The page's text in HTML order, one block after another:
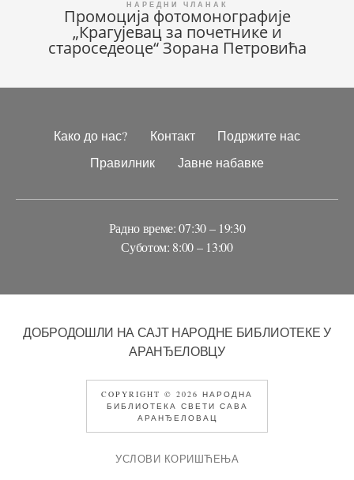
Промоција фотомонографије
„Крагујевац за почетнике и
староседеоце“ Зорана Петровића
Како до нас? Контакт
Подржите нас
Правилник
Јавне набавке
Радно време: 07:30 – 19:30
Суботом: 8:00 – 13:00
ДОБРОДОШЛИ НА САЈТ НАРОДНЕ БИБЛИОТЕКЕ У
АРАНЂЕЛОВЦУ
COPYRIGHT © 2026 НАРОДНА
БИБЛИОТЕКА СВЕТИ САВА
АРАНЂЕЛОВАЦ
УСЛОВИ КОРИШЋЕЊА